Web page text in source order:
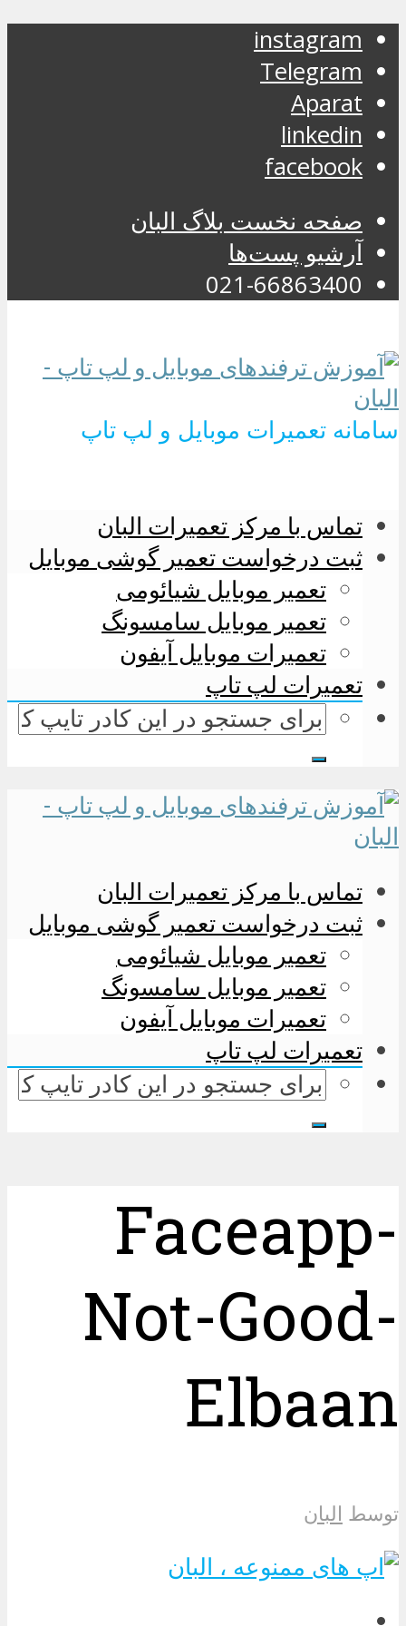
instagram
Telegram
Aparat
linkedin
facebook
صفحه نخست بلاگ البان
آرشیو پست‌ها
021-66863400
سامانه تعمیرات موبایل و لپ تاپ
تماس با مرکز تعمیرات البان
ثبت درخواست تعمیر گوشی موبایل
تعمیر موبایل شیائومی
تعمیر موبایل سامسونگ
تعمیرات موبایل آیفون
تعمیرات لپ تاپ
تماس با مرکز تعمیرات البان
ثبت درخواست تعمیر گوشی موبایل
تعمیر موبایل شیائومی
تعمیر موبایل سامسونگ
تعمیرات موبایل آیفون
تعمیرات لپ تاپ
Faceapp-
Not-Good-
Elbaan
توسط البان